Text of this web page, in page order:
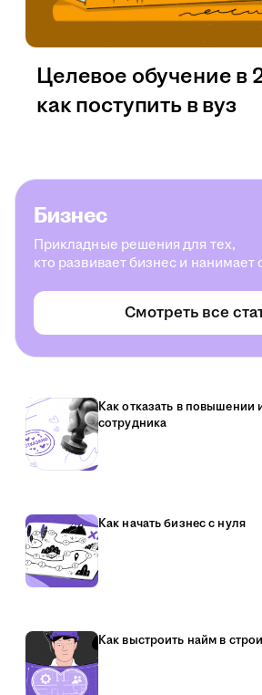
Целевое обучение в
как поступить в вуз
Бизнес
Прикладные решения для тех,
кто развивает бизнес и нанимает
Смотреть все
Как отказать в повышении
сотрудника
Как начать бизнес с нуля
Как выстроить найм в